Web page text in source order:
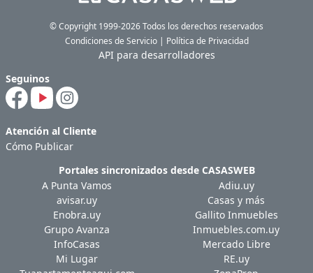
Seguinos
Atención al Cliente
Cómo Publicar
© Copyright 1999-2026 Todos los derechos reservados
Condiciones de Servicio| Política de Privacidad
API para desarrolladores
Portales sincronizados desde CASASWEB
A Punta Vamos
Adiu.uy
avisar.uy
Casas y más
Enobra.uy
Gallito Inmuebles
Grupo Avanza
Inmuebles.com.uy
InfoCasas
Mercado Libre
Mi Lugar
RE.uy